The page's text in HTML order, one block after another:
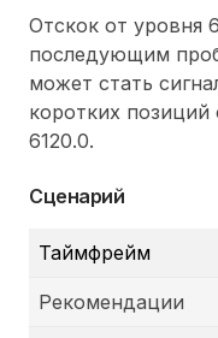
Отскок от уровня
последующим
может стать
коротких
6120.0.
Сценарий
Таймфрейм
Рекомендации